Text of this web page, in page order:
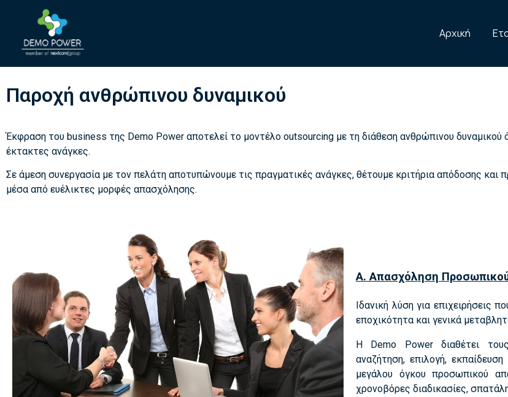
Αρχική
Παροχή ανθρώπινου δυναμικού
Έκφραση του business της Demo Power αποτελεί το μοντέλο outsourcing με τη διάθεση ανθρώπινου δυναμικού
έκτακτες ανάγκες.
Σε άμεση συνεργασία με τον πελάτη αποτυπώνουμε τις πραγματικές ανάγκες, θέτουμε κριτήρια απόδοσης
μέσα από ευέλικτες μορφές απασχόλησης.
Α. Απασχόληση Προσωπικού
Ιδανική λύση για επιχειρήσεις
εποχικότητα και γενικά
Η Demo Power διαθέτει
αναζήτηση, επιλογή,
μεγάλου όγκου προσωπικού
χρονοβόρες διαδικασίες,